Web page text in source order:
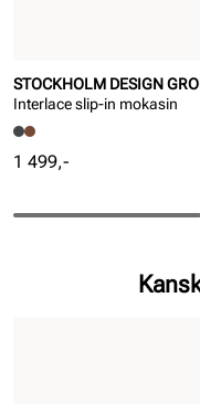
STOCKHOLM DESIGN
Interlace slip-in mokasin
Pris
1 499,-